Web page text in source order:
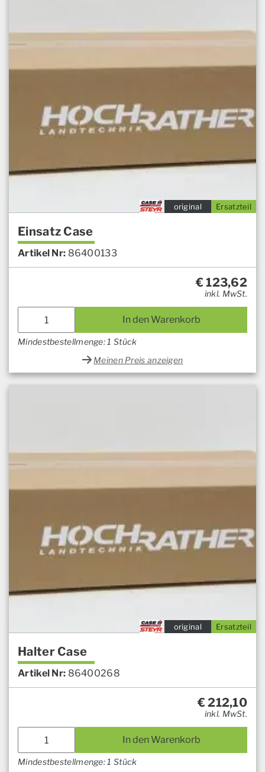
Ersatzteil
original
Einsatz Case
Artikel Nr: 86400133
€123,62
inkl. MwSt.
In den Warenkorb
Mindestbestellmenge: 1 Stück
Meinen Preis anzeigen
Ersatzteil
original
Halter Case
Artikel Nr: 86400268
€212,10
inkl. MwSt.
In den Warenkorb
Mindestbestellmenge: 1 Stück